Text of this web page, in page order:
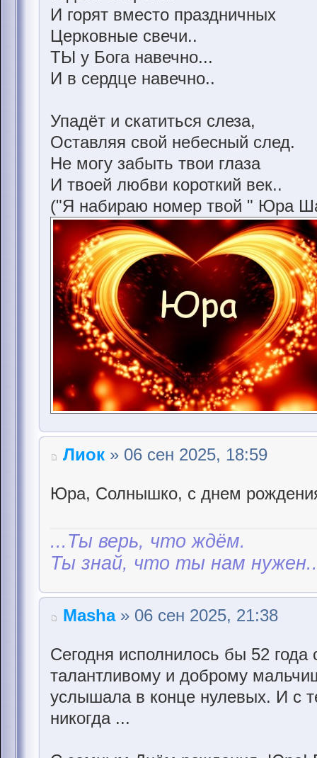
И горят вместо праздничных
Церковные свечи..
ТЫ у Бога навечно...
И в сердце навечно..
Упадёт и скатиться слеза,
Оставляя свой небесный след.
Не могу забыть твои глаза
И твоей любви короткий век..
("Я набираю номер твой " Юра
Лиок » 06 сен 2025, 18:59
Юра, Солнышко, с днем
...Ты верь, что ждём.
Ты знай, что ты нам
Masha» 06 сен 2025, 21:38
Сегодня исполнилось бы 52
талантливому и доброму
услышала в конце нулевых. И с
никогда ...